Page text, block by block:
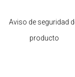
Aviso de seguridad
producto